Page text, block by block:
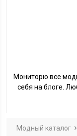
Мониторю все
себя на блоге.
Модный каталог